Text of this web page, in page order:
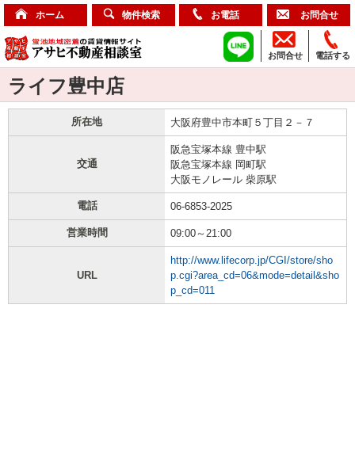
ホーム 物件検索 お電話 お問合せ
電話する
お問合せ
ライフ豊中店
所在地 大阪府豊中市本町５丁目２－７
交通
阪急宝塚本線 豊中駅
阪急宝塚本線 岡町駅
大阪モノレール 柴原駅
電話 06-6853-2025
営業時間 09:00～21:00
URL
http://www.lifecorp.jp/CGI/store/sho
p.cgi?area_cd=06&mode=detail&sho
p_cd=011